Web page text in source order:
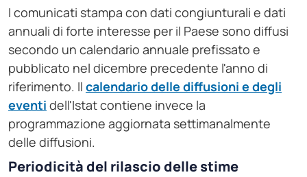
I comunicati stampa con dati congiunturali e dati
annuali di forte interesse per il Paese sono diffusi
secondo un calendario annuale prefissato e
pubblicato nel dicembre precedente l'anno di
riferimento. Il calendario delle diffusioni e degli
eventi dell'Istat contiene invece la
programmazione aggiornata settimanalmente
delle diffusioni.
Periodicità del rilascio delle stime